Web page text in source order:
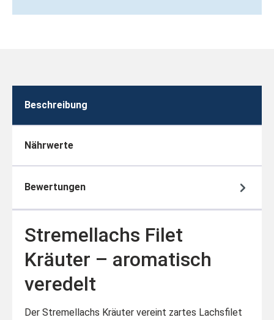
Beschreibung
Nährwerte
Bewertungen
Stremellachs Filet
Kräuter – aromatisch
veredelt
Der Stremellachs Kräuter vereint zartes Lachsfilet